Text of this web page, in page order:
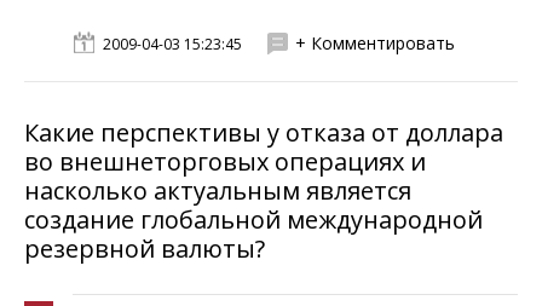
2009-04-03 15:23:45 + Комментировать
Какие перспективы у отказа от доллара
во внешнеторговых операциях и
насколько актуальным является
создание глобальной международной
резервной валюты?